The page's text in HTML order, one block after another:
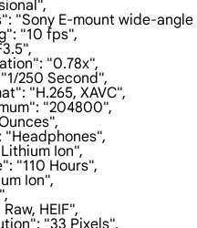
"Sony E-mount wide-
"10 fps",
"0.78x",
"1/250 Second",
"H.265, XAVC",
"204800",
Ounces",
"Headphones",
"Lithium Ion",
"110 Hours",
Ion",
Raw, HEIF",
"33 Pixels",